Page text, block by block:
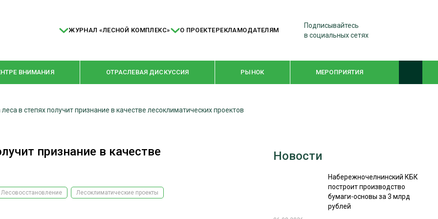
ЖУРНАЛ «ЛЕСНОЙ КОМПЛЕКС» О ПРОЕКТЕРЕКЛАМОДАТЕЛЯМ
Подписывайтесь
в социальных сетях
ВНИМАНИЯ ОТРАСЛЕВАЯ ДИСКУССИЯ РЫНОК МЕРОПРИЯТИЯ
ДОМОСТРОЕНИЕ
РУБРИКИ
КРУПНЫМ ПЛАНОМ
В ЦЕНТРЕ ВНИМАНИЯ
WOODEX-2021
СУШКА ДРЕВЕСИНЫ
в степях получит признание в качестве лесоклиматических проектов
признание в качестве
Лесовосстановление Лесоклиматические проекты
Новости
Набережночелнинский КБК
построит производство
бумаги-основы за 3 млрд
рублей